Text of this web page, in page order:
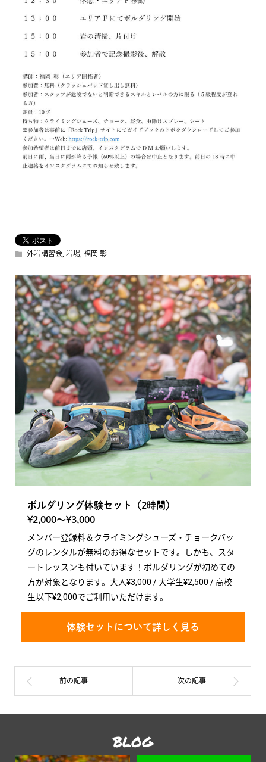
外岩講習会, 岩場, 福岡 彰
ボルダリング体験セット（2時間）
¥2,000〜¥3,000
メンバー登録料＆クライミングシューズ・チョークバッ
グのレンタルが無料のお得なセットです。しかも、スタ
ートレッスンも付いています！ボルダリングが初めての
方が対象となります。大人¥3,000 / 大学生¥2,500 / 高校
生以下¥2,000でご利用いただけます。
体験セットについて詳しく見る
BLOG